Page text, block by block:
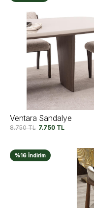
Ventara Sandalye
8.750TL 7.750 TL
%16 İndirim